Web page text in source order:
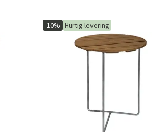
-10% Hurtig levering